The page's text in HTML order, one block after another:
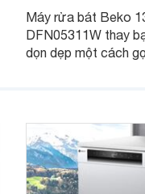
Máy rửa bát Beko
DFN05311W thay
dọn dẹp một cách
gian bếp của gia
người.